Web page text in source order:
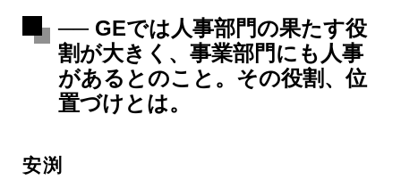
── GEでは人事部門の果たす役
割が大きく、事業部門にも人事
があるとのこと。その役割、位
置づけとは。
安渕